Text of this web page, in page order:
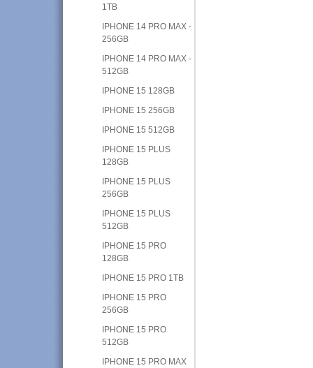
1TB
IPHONE 14 PRO MAX -
256GB
IPHONE 14 PRO MAX -
512GB
IPHONE 15 128GB
IPHONE 15 256GB
IPHONE 15 512GB
IPHONE 15 PLUS
128GB
IPHONE 15 PLUS
256GB
IPHONE 15 PLUS
512GB
IPHONE 15 PRO
128GB
IPHONE 15 PRO 1TB
IPHONE 15 PRO
256GB
IPHONE 15 PRO
512GB
IPHONE 15 PRO MAX